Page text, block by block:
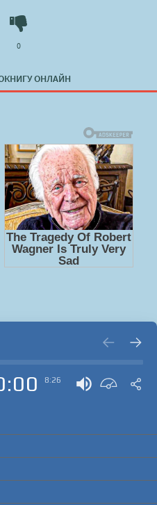
ОНЛАЙН
0
8:26